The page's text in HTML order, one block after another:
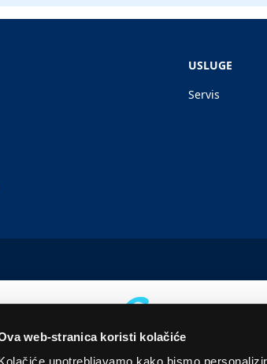
web-stranica koristi kolačiće
upotrebljavamo kako bismo
USLUGE
Servis